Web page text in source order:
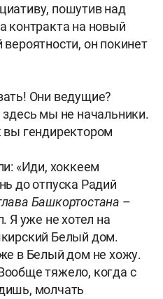
пошутив над
контракта на новый
он покинет
Они ведущие?
мы не начальники.
вы гендиректором
«Иди, хоккеем
до отпуска Радий
Башкортостана –
Я уже не хотел на
Белый дом.
в Белый дом не хожу.
тяжело, когда с
молчать